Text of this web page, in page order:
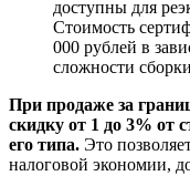
доступны для
Стоимость
000 рублей в
сложности
При продаже за
скидку от 1 до 3% от
его типа. Это
налоговой экономии,